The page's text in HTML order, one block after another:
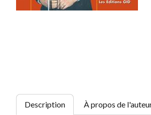
Description À propos de